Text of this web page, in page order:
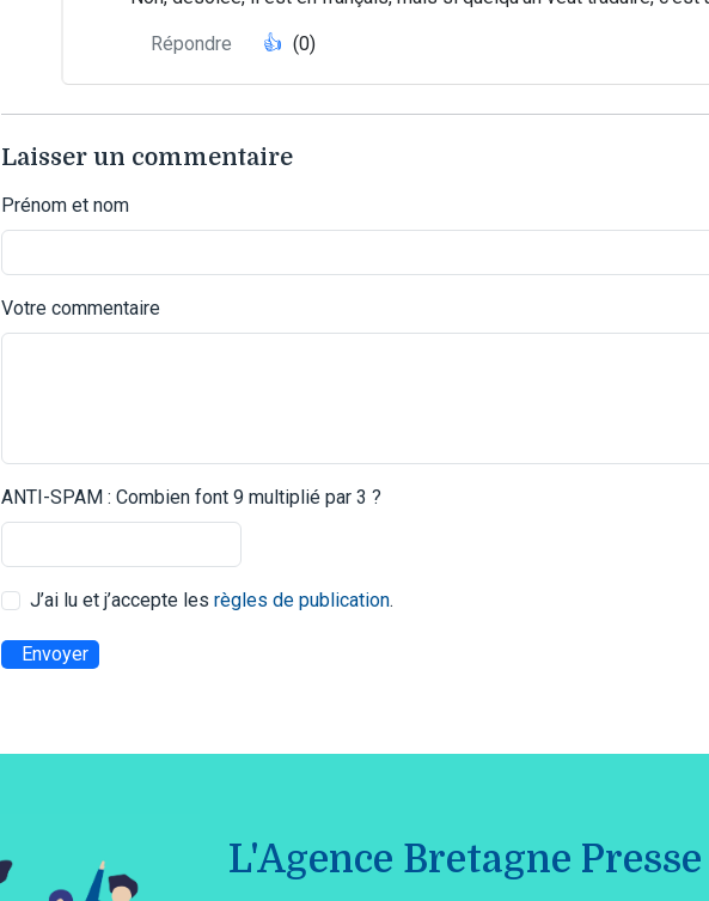
Répondre 👍 (0)
Laisser un commentaire
Prénom et nom
Votre commentaire
ANTI-SPAM : Combien font 9 multiplié par 3 ?
J’ai lu et j’accepte les règles de publication.
Envoyer
L'Agence Bretagne